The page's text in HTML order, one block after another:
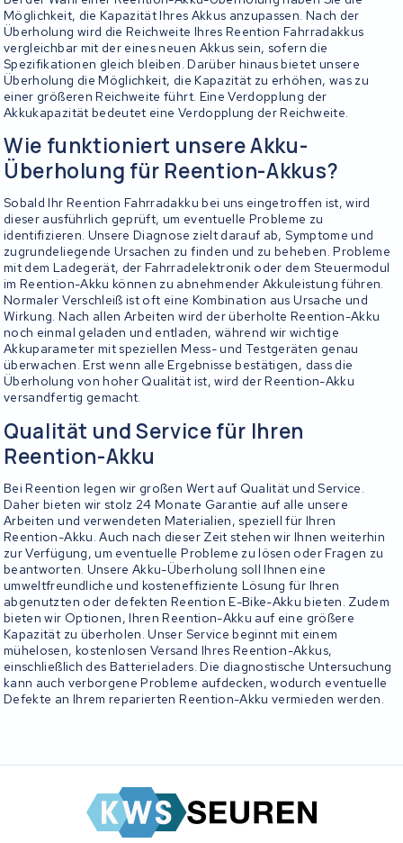
Möglichkeit, die Kapazität Ihres Akkus anzupassen. Nach der
Überholung wird die Reichweite Ihres Reention Fahrradakkus
vergleichbar mit der eines neuen Akkus sein, sofern die
Spezifikationen gleich bleiben. Darüber hinaus bietet unsere
Überholung die Möglichkeit, die Kapazität zu erhöhen, was zu
einer größeren Reichweite führt. Eine Verdopplung der
Akkukapazität bedeutet eine Verdopplung der Reichweite.
Wie funktioniert unsere Akku-
Überholung für Reention-Akkus?
Sobald Ihr Reention Fahrradakku bei uns eingetroffen ist, wird
dieser ausführlich geprüft, um eventuelle Probleme zu
identifizieren. Unsere Diagnose zielt darauf ab, Symptome und
zugrundeliegende Ursachen zu finden und zu beheben. Probleme
mit dem Ladegerät, der Fahrradelektronik oder dem Steuermodul
im Reention-Akku können zu abnehmender Akkuleistung führen.
Normaler Verschleiß ist oft eine Kombination aus Ursache und
Wirkung. Nach allen Arbeiten wird der überholte Reention-Akku
noch einmal geladen und entladen, während wir wichtige
Akkuparameter mit speziellen Mess- und Testgeräten genau
überwachen. Erst wenn alle Ergebnisse bestätigen, dass die
Überholung von hoher Qualität ist, wird der Reention-Akku
versandfertig gemacht.
Qualität und Service für Ihren
Reention-Akku
Bei Reention legen wir großen Wert auf Qualität und Service.
Daher bieten wir stolz 24 Monate Garantie auf alle unsere
Arbeiten und verwendeten Materialien, speziell für Ihren
Reention-Akku. Auch nach dieser Zeit stehen wir Ihnen weiterhin
zur Verfügung, um eventuelle Probleme zu lösen oder Fragen zu
beantworten. Unsere Akku-Überholung soll Ihnen eine
umweltfreundliche und kosteneffiziente Lösung für Ihren
abgenutzten oder defekten Reention E-Bike-Akku bieten. Zudem
bieten wir Optionen, Ihren Reention-Akku auf eine größere
Kapazität zu überholen. Unser Service beginnt mit einem
mühelosen, kostenlosen Versand Ihres Reention-Akkus,
einschließlich des Batterieladers. Die diagnostische Untersuchung
kann auch verborgene Probleme aufdecken, wodurch eventuelle
Defekte an Ihrem reparierten Reention-Akku vermieden werden.